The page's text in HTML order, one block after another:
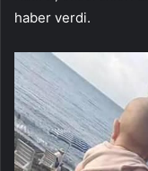
haber verdi.